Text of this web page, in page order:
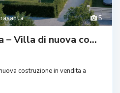
5
– Villa di nuova co...
costruzione in vendita a